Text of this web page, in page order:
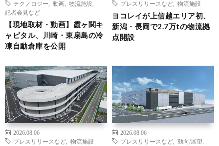
テクノロジー
動画 物流施設
記者会見など
【現地取材・動画】霞ヶ関キ
ャピタル、川崎・東扇島の冷
凍自動倉庫を公開
プレスリリースなど
物流施設
ヨコレイが上信越エリア初、
新潟・長岡で2.7万tの物流拠
点開設
2026.08.06
プレスリリースなど
物流施設
2026.08.06
プレスリリースなど
動向/展望